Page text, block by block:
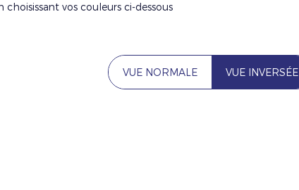
vos couleurs ci-dessous
VUE NORMALE VUE INVERSÉE